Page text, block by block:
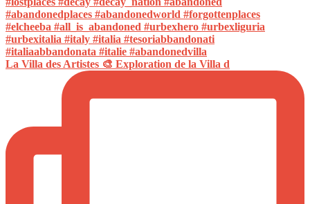
La Villa des Artistes 🎨 Exploration de la Villa d